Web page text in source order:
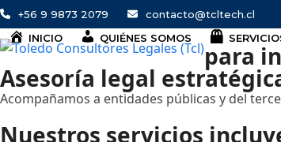
Skip
to
content
+56 9 9873 2079
contacto@tcltech.cl
INICIO
QUIÉNES SOMOS
para
Asesoría legal
Acompañamos a entidades públicas y del
Nuestros servicios